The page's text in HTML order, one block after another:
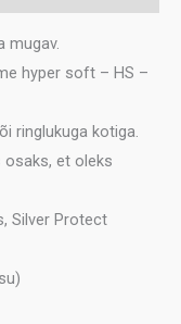
mugav.
hyper soft – HS –
ringlukuga kotiga.
osaks, et oleks
Silver Protect